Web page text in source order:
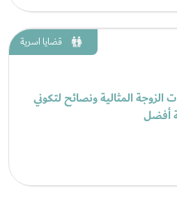
قضايا اسرية
الزوجة المثالية ونصائح لتكوني
أفضل